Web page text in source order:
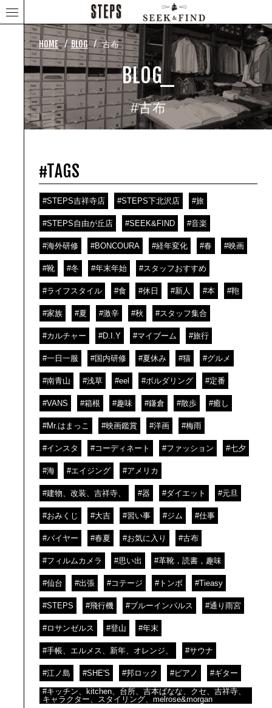
HOME ⁄ BLOG ⁄ 古布
BLOG_
#古布
#TAGS
#STEPS吉祥寺店 #STEPS下北沢店 #旅
#STEPS自由が丘店 #SEEK&FIND #音楽
#海外研修 #BONCOURA #経年変化 #春 #映画
#靴 #冬 #年末年始 #スタッフおすすめ
#ライフスタイル #食 #休日 #新人 #本 #鞄
#家族 #夏 #激辛 #秋 #スタッフ集合
#カルチャー #D.I.Y #マイブーム #旅行
#一日一服 #国内研修 #夏休み #猫 #グルメ
#南青山 #浅草 #eel #ボルダリング #定番
#VANS #箱根 #趣味 #鎌倉 #散歩 #癒し
#Mr.はまっこ #映画鑑賞 #洋画 #梅雨
#インスタ #コーディネート #ファッション #七夕
#海 #エイジング #アメリカ
#建物、改装、吉祥寺、 #器 #ダイエット #元旦
#おみくじ #大吉 #習い事 #ジム #仕事
#バイヤー #春夏 #お気に入り #古布
#フィルムカメラ #思い出 #革靴，読書，趣味
#仙台 #出張 #コテージ #トンボ #Tieasy
#STEPS #飛行機 #ブルーインパルス #通り雨宮
#ロサンゼルス #登山 #年末
#手帳、エルメス、新年、オレンジ、 #サウナ
#江ノ島 #SHE'S #邦ロック #ピアノ #ギター
#キッチン、kitchen、台所、吉本ばなな、クセ、吉祥寺、
キャラクター、スタイリング、melrose&morgan